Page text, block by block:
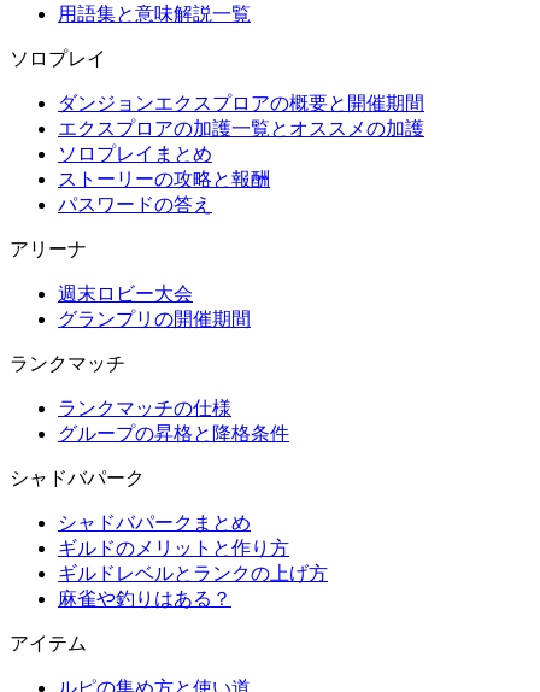
用語集と意味解説一覧
ソロプレイ
ダンジョンエクスプロアの概要と開催期間
エクスプロアの加護一覧とオススメの加護
ソロプレイまとめ
ストーリーの攻略と報酬
パスワードの答え
アリーナ
週末ロビー大会
グランプリの開催期間
ランクマッチ
ランクマッチの仕様
グループの昇格と降格条件
シャドバパーク
シャドバパークまとめ
ギルドのメリットと作り方
ギルドレベルとランクの上げ方
麻雀や釣りはある？
アイテム
ルピの集め方と使い道